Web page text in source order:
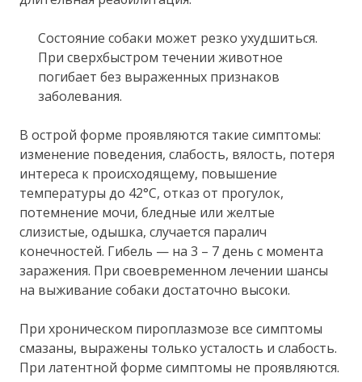
Состояние собаки может резко ухудшиться.
При сверхбыстром течении животное
погибает без выраженных признаков
заболевания.
В острой форме проявляются такие симптомы:
изменение поведения, слабость, вялость, потеря
интереса к происходящему, повышение
температуры до 42°С, отказ от прогулок,
потемнение мочи, бледные или желтые
слизистые, одышка, случается паралич
конечностей. Гибель — на 3 – 7 день с момента
заражения. При своевременном лечении шансы
на выживание собаки достаточно высоки.
При хроническом пироплазмозе все симптомы
смазаны, выражены только усталость и слабость.
При латентной форме симптомы не проявляются.